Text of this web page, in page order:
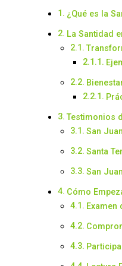
¿Qué es la
La Santidad
Testimonios
San
Santa
San
Cómo
Examen